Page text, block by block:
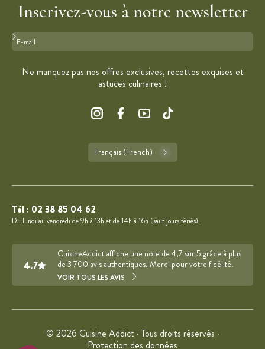
Inscrivez-vous à notre newsletter
Format : adresse@email.com
Ne manquez pas nos offres exclusives, recettes exquises et
astuces culinaires !
Français (French)
Tél : 02 38 85 04 62
Du lundi au vendredi de 9h à 13h et de 14h à 16h (sauf jours fériés).
4.7
CuisineAddict affiche une note de 4,7 sur 5 grâce à plus
de 3 700 avis authentiques. Merci pour votre fidélité.
VOIR TOUS LES AVIS
© 2026 Cuisine Addict · Tous droits réservés ·
Protection des données